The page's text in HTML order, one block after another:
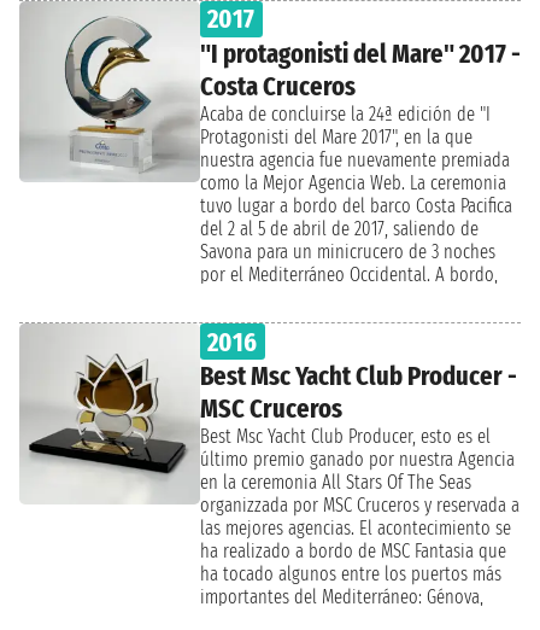
mercado italiano. La compañía eligió y
premió a sus “estrellas” entre las agencias,
proveedores y principales socios.
conferencias del hotel. Estuvieron
presentes el presidente de Gioco Viaggi, el
señor Gigi Torre, el vicepresidente de
ventas internacionales de Carnival Cruise
Line, Iain Baillie, Tony Roberts,
vicepresidente para el Reino Unido y
Europa de Princess Cruises, y Paul Nuyens,
gerente de desarrollo de negocios para
Benelux, Alemania, Italia, Israel, Rusia y
Japón de Top Partner Carnival Cruise Line.
Tras la ceremonia, se ofreció una excelente
comida preparada por el Chef con 2
refinado restaurante Vun.
2017
"I protagonisti del Mare" 2017 -
Costa Cruceros
Acaba de concluirse la 24ª edición de "I
Protagonisti del Mare 2017", en la que
nuestra agencia fue nuevamente premiada
como la Mejor Agencia Web. La ceremonia
tuvo lugar a bordo del barco Costa Pacifica
del 2 al 5 de abril de 2017, saliendo de
Savona para un minicrucero de 3 noches
por el Mediterráneo Occidental. A bordo,
compañía premiaron a los Mejores Agentes
de Viajes de 2016 entre más de 1.600
participantes y aprovecharon la ocasión
para presentar el nuevo catálogo para los
Cruceros 2018/2019. De hecho, la próxima
temporada contará con muchos itinerarios
nuevos y, sobre todo, nuevos menús que
fueron presentados directamente por el
galardonado Chef Bruno Barbieri. El evento
también tuvo una gran repercusión en las
redes sociales, donde fue seguido
atentamente con el hashtag
#ProtagonistidelMare.
2016
Best Msc Yacht Club Producer -
MSC Cruceros
Best Msc Yacht Club Producer, esto es el
último premio ganado por nuestra Agencia
en la ceremonia All Stars Of The Seas
organizzada por MSC Cruceros y reservada a
las mejores agencias. El acontecimiento se
ha realizado a bordo de MSC Fantasia que
ha tocado algunos entre los puertos más
importantes del Mediterráneo: Génova,